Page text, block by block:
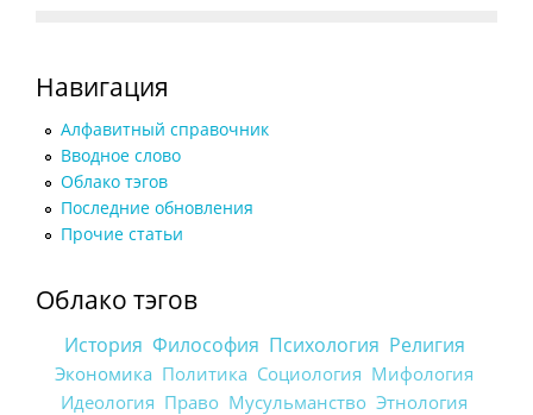
Навигация
Алфавитный справочник
Вводное слово
Облако тэгов
Последние обновления
Прочие статьи
Облако тэгов
История Философия Психология Религия
Экономика Политика Социология Мифология
Идеология Право Мусульманство Этнология